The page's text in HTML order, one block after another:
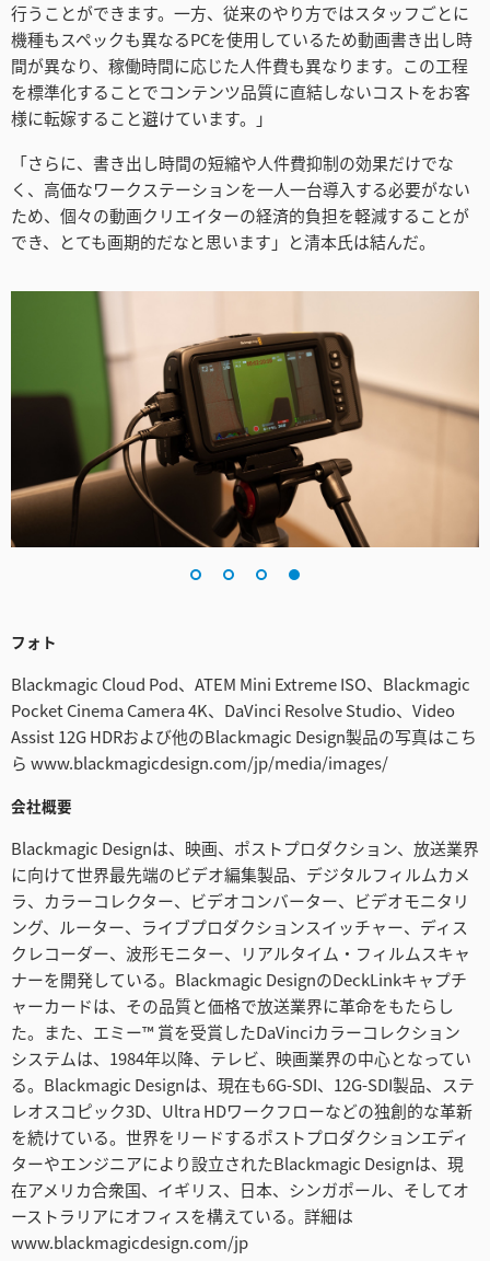
行うことができます。一方、従来のやり方ではスタッフごとに
機種もスペックも異なるPCを使用しているため動画書き出し時
間が異なり、稼働時間に応じた人件費も異なります。この工程
を標準化することでコンテンツ品質に直結しないコストをお客
様に転嫁すること避けています。」
「さらに、書き出し時間の短縮や人件費抑制の効果だけでな
く、高価なワークステーションを一人一台導入する必要がない
ため、個々の動画クリエイターの経済的負担を軽減することが
でき、とても画期的だなと思います」と清本氏は結んだ。
フォト
Blackmagic Cloud Pod、ATEM Mini Extreme ISO、Blackmagic
Pocket Cinema Camera 4K、DaVinci Resolve Studio、Video
Assist 12G HDRおよび他のBlackmagic Design製品の写真はこち
ら www.blackmagicdesign.com/jp/media/images/
会社概要
Blackmagic Designは、映画、ポストプロダクション、放送業界
に向けて世界最先端のビデオ編集製品、デジタルフィルムカメ
ラ、カラーコレクター、ビデオコンバーター、ビデオモニタリ
ング、ルーター、ライブプロダクションスイッチャー、ディス
クレコーダー、波形モニター、リアルタイム・フィルムスキャ
ナーを開発している。Blackmagic DesignのDeckLinkキャプチ
ャーカードは、その品質と価格で放送業界に革命をもたらし
た。また、エミー™ 賞を受賞したDaVinciカラーコレクション
システムは、1984年以降、テレビ、映画業界の中心となってい
る。Blackmagic Designは、現在も6G-SDI、12G-SDI製品、ステ
レオスコピック3D、Ultra HDワークフローなどの独創的な革新
を続けている。世界をリードするポストプロダクションエディ
ターやエンジニアにより設立されたBlackmagic Designは、現
在アメリカ合衆国、イギリス、日本、シンガポール、そしてオ
ーストラリアにオフィスを構えている。詳細は
www.blackmagicdesign.com/jp